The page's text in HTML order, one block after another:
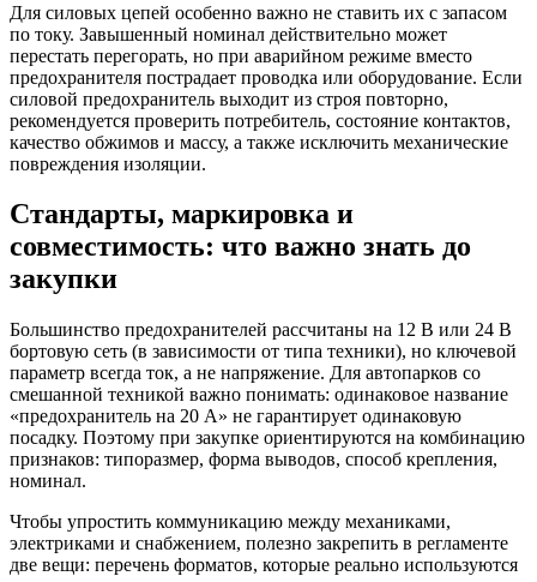
Для силовых цепей особенно важно не ставить их с запасом
по току. Завышенный номинал действительно может
перестать перегорать, но при аварийном режиме вместо
предохранителя пострадает проводка или оборудование. Если
силовой предохранитель выходит из строя повторно,
рекомендуется проверить потребитель, состояние контактов,
качество обжимов и массу, а также исключить механические
повреждения изоляции.
Стандарты, маркировка и
совместимость: что важно знать до
закупки
Большинство предохранителей рассчитаны на 12 В или 24 В
бортовую сеть (в зависимости от типа техники), но ключевой
параметр всегда ток, а не напряжение. Для автопарков со
смешанной техникой важно понимать: одинаковое название
«предохранитель на 20 А» не гарантирует одинаковую
посадку. Поэтому при закупке ориентируются на комбинацию
признаков: типоразмер, форма выводов, способ крепления,
номинал.
Чтобы упростить коммуникацию между механиками,
электриками и снабжением, полезно закрепить в регламенте
две вещи: перечень форматов, которые реально используются